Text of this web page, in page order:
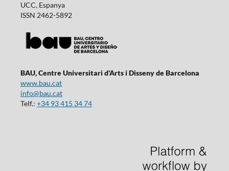
UCC, Espanya
ISSN 2462-5892
BAU, Centre Universitari d'Arts i Disseny de Barcelona
www.bau.cat
info@bau.cat
Telf.: +34 93 415 34 74